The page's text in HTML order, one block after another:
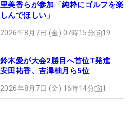
里美香らが参加「純粋にゴルフを楽
しんでほしい」
2026年8月7日 (金) 07時15分 19
鈴木愛が大会2勝目へ首位T発進
安田祐香、吉澤柚月ら5位
2026年8月7日 (金) 16時14分 1